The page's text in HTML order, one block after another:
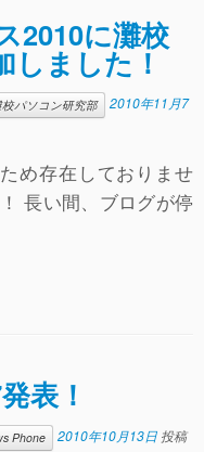
2010に灘校
しました！
パソコン研究部
2010年11月7
め存在しておりませ
長い間、ブログが停
表！
Phone 2010年10月13日 投稿